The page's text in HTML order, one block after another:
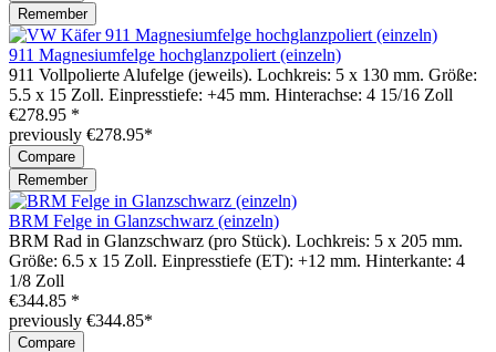
Remember
911 Magnesiumfelge hochglanzpoliert (einzeln)
911 Vollpolierte Alufelge (jeweils). Lochkreis: 5 x 130 mm. Größe:
5.5 x 15 Zoll. Einpresstiefe: +45 mm. Hinterachse: 4 15/16 Zoll
€278.95 *
previously €278.95*
Compare
Remember
BRM Felge in Glanzschwarz (einzeln)
BRM Rad in Glanzschwarz (pro Stück). Lochkreis: 5 x 205 mm.
Größe: 6.5 x 15 Zoll. Einpresstiefe (ET): +12 mm. Hinterkante: 4
1/8 Zoll
€344.85 *
previously €344.85*
Compare